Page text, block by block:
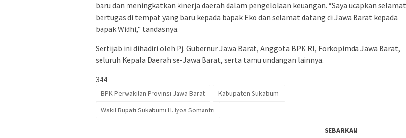
baru dan meningkatkan kinerja daerah dalam pengelolaan keuangan. “Saya ucapkan selamat
bertugas di tempat yang baru kepada bapak Eko dan selamat datang di Jawa Barat kepada
bapak Widhi,” tandasnya.
Sertijab ini dihadiri oleh Pj. Gubernur Jawa Barat, Anggota BPK RI, Forkopimda Jawa Barat,
seluruh Kepala Daerah se-Jawa Barat, serta tamu undangan lainnya.
344
BPK Perwakilan Provinsi Jawa Barat
Kabupaten Sukabumi
Wakil Bupati Sukabumi H. Iyos Somantri
SEBARKAN